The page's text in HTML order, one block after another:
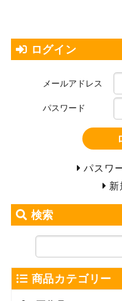
ログイン
メールアドレス
パスワード
パスワ
検索
商品カテゴリー